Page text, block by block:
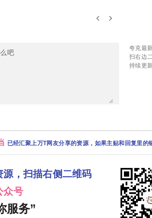
keyboard_arrow_left keyboard_arrow_right
夸克最
扫右边
持续更
已经汇聚上万T网友分享的资源，如果主贴和回复里
源，扫描右侧二维码
众号
服务”